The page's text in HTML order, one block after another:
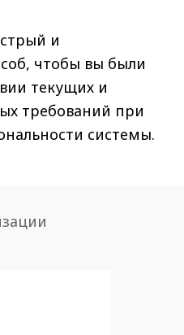
и
чтобы вы были
текущих и
требований при
системы.